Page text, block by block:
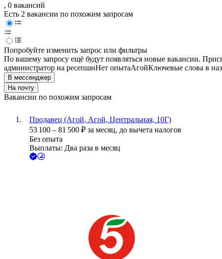
, 0 вакансий
Есть 2 вакансии по похожим запросам
Попробуйте изменить запрос или фильтры
По вашему запросу ещё будут появляться новые вакансии.
администратор на ресепшнНет опытаАгойКлючевые слова в
В мессенджер
На почту
Вакансии по похожим запросам
Продавец (Агой, Агой, Центральная, 10Г)
53 100 – 81 500 ₽ за месяц, до вычета налогов
Без опыта
Выплаты: Два раза в месяц